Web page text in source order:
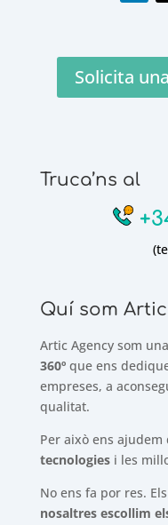
Solicita
Truca’ns al
Quí som
Artic Agency som una
360ºque ens
empreses, a
qualitat.
Per això ens
tecnologiesi les
No ens fa por res.
nosaltres escollim